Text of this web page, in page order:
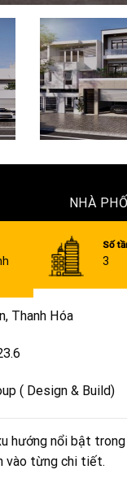
NHÀ
Số
3
Thanh Hóa
( Design & Build)
hướng nổi bật
vào từng chi tiết.